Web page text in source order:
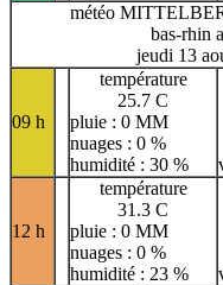
météo
bas-rhin
jeudi 13
09 h
température
25.7 C
pluie : 0 MM
nuages : 0 %
humidité : 30 %
12 h
température
31.3 C
pluie : 0 MM
nuages : 0 %
humidité : 23 %